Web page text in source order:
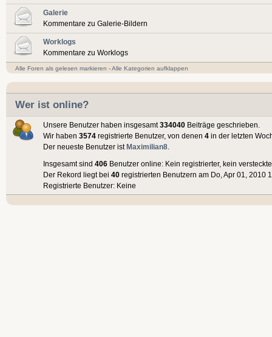
Galerie
Kommentare zu Galerie-Bildern
Worklogs
Kommentare zu Worklogs
Alle Foren als gelesen markieren -Alle Kategorien aufklappen
Wer ist online?
Unsere Benutzer haben insgesamt334040 Beiträge geschrieben.
Wir haben 3574 registrierte Benutzer, von denen 4 in der letzten
Der neueste Benutzer istMaximilian8
Insgesamt sind 406 Benutzer online: Kein registrierter, kein
Der Rekord liegt bei 40 registrierten Benutzern am Do, Apr 01, 2010
Registrierte Benutzer: Keine